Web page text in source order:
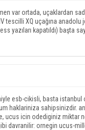
var ortada, uçaklardan
tescilli XQ uçağına
yazıları kapatıldı) başta
esb-cikisli, basta
haklariniza sahipsinizdir.
ucus icin odediginiz miktar
davranilir: ornegin ucus-